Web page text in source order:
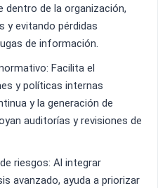
dentro de la organización,
y evitando pérdidas
de información.
Facilita el
y políticas internas
y la generación de
auditorías y revisiones de
riesgos: Al integrar
avanzado, ayuda a priorizar